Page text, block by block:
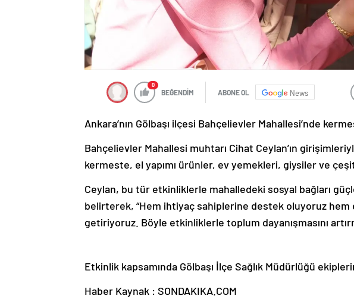
0
BEĞENDİM ABONE OL News
Ankara’nın Gölbaşı ilçesi Bahçelievler Mahallesi’nde
Bahçelievler Mahallesi muhtarı Cihat Ceylan’ın
kermeste, el yapımı ürünler, ev yemekleri, giysiler ve
Ceylan, bu tür etkinliklerle mahalledeki sosyal bağları
belirterek, “Hem ihtiyaç sahiplerine destek oluyoruz hem
getiriyoruz. Böyle etkinliklerle toplum dayanışmasını
Etkinlik kapsamında Gölbaşı İlçe Sağlık Müdürlüğü
Haber Kaynak : SONDAKIKA.COM